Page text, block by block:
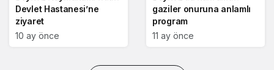
Devlet Hastanesi’ne
ziyaret
10 ay önce
gaziler onuruna anlamlı
program
11 ay önce